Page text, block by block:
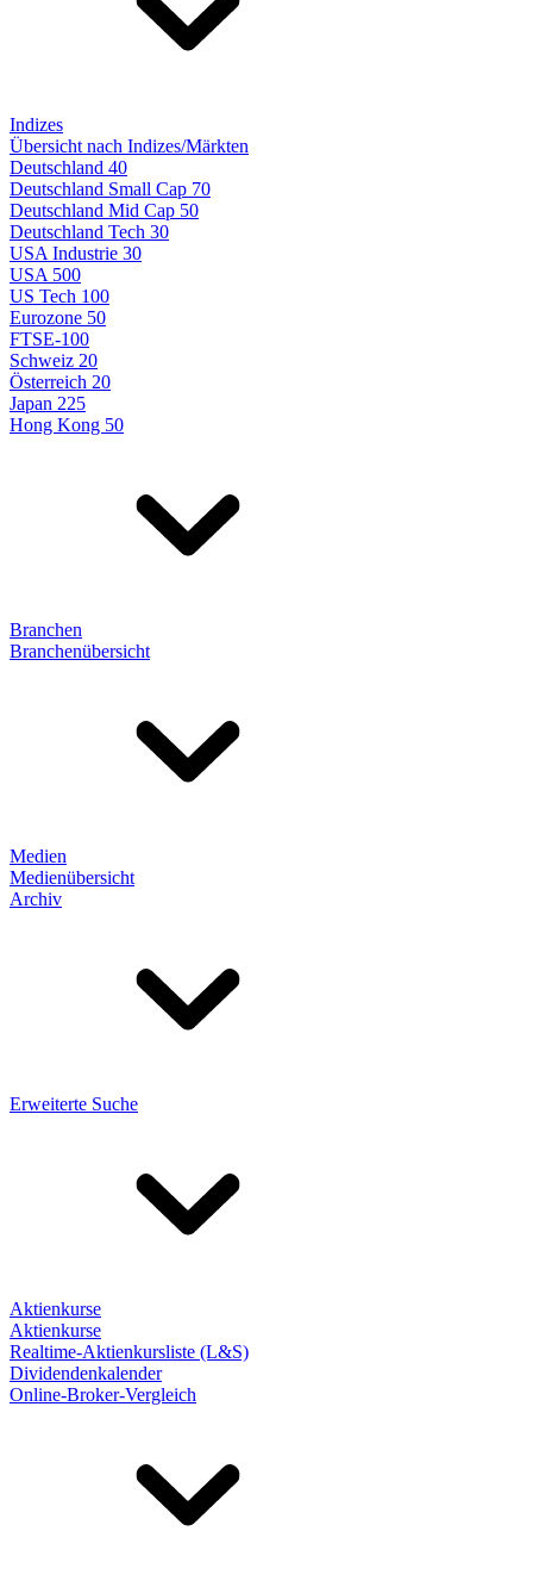
Indizes
Übersicht nach Indizes/Märkten
Deutschland 40
Deutschland Small Cap 70
Deutschland Mid Cap 50
Deutschland Tech 30
USA Industrie 30
USA 500
US Tech 100
Eurozone 50
FTSE-100
Schweiz 20
Österreich 20
Japan 225
Hong Kong 50
Branchen
Branchenübersicht
Medien
Medienübersicht
Archiv
Erweiterte Suche
Aktienkurse
Aktienkurse
Realtime-Aktienkursliste (L&S)
Dividendenkalender
Online-Broker-Vergleich